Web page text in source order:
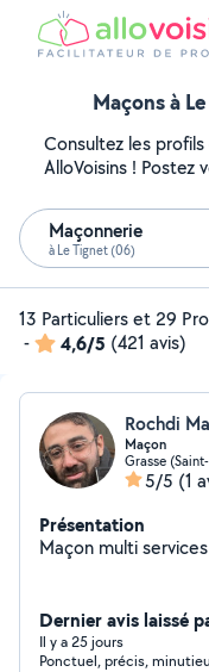
Maçons à
Consultez les
AlloVoisins ! Postez
Maçonnerie
à Le Tignet (06)
13 Particuliers et 29
-
4,6/5 (421 avis)
Rochdi
Maçon
Grasse
5/5 (1
Présentation
Maçon multi
Dernier avis laissé
Il y a 25 jours
Ponctuel, précis,